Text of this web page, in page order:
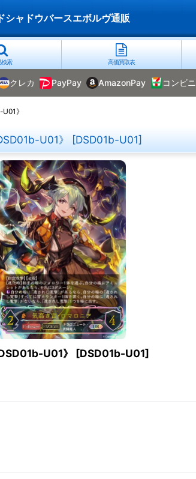
シャドウバースエボルヴ通販
検索 高価買取表
クレカ PayPay AmazonPay コンビニ
》
U01》 [DSD01b-U01]
U01》 [DSD01b-U01]